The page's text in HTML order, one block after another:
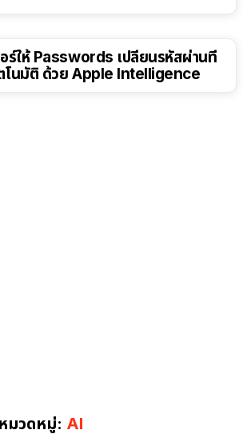
ร์ให้ Passwords เปลี่ยนรหัสผ่านที่
โนมัติ ด้วย Apple Intelligence
มวดหมู่: AI